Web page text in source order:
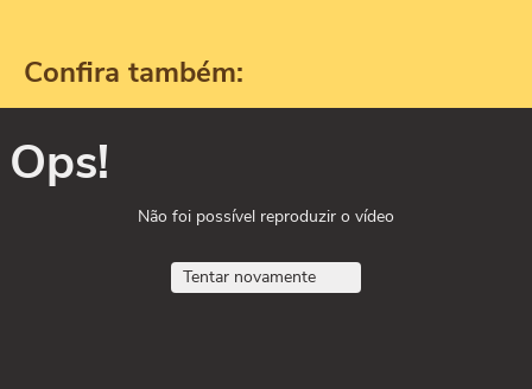
Confira também:
Ops!
Não foi possível reproduzir o vídeo
Tentar novamente